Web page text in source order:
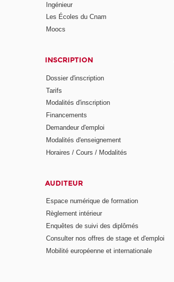
Ingénieur
Les Écoles du Cnam
Moocs
INSCRIPTION
Dossier d'inscription
Tarifs
Modalités d'inscription
Financements
Demandeur d'emploi
Modalités d'enseignement
Horaires / Cours / Modalités
AUDITEUR
Espace numérique de formation
Règlement intérieur
Enquêtes de suivi des diplômés
Consulter nos offres de stage et d'emploi
Mobilité européenne et internationale